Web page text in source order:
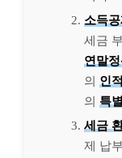
소득공
세금
연말
의 인
의 특
세금
제 납